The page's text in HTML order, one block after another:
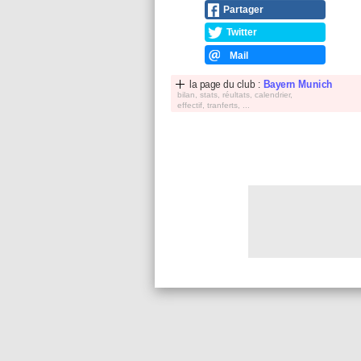
Partager
Twitter
Mail
la page du club : Bayern Munich
bilan, stats, réultats, calendrier,
effectif, tranferts, ...